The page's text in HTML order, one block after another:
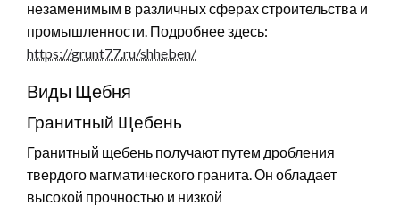
незаменимым в различных сферах строительства и
промышленности. Подробнее здесь:
https://grunt77.ru/shheben/
Виды Щебня
Гранитный Щебень
Гранитный щебень получают путем дробления
твердого магматического гранита. Он обладает
высокой прочностью и низкой